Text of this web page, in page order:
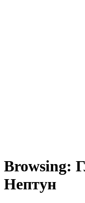
Browsing:
Нептун